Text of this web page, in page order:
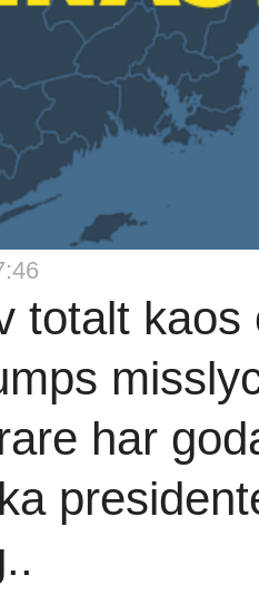
totalt
har